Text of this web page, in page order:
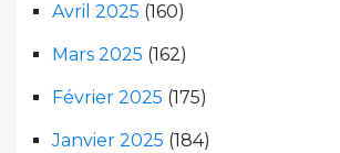
Avril 2025 (160)
Mars 2025 (162)
Février 2025 (175)
Janvier 2025 (184)